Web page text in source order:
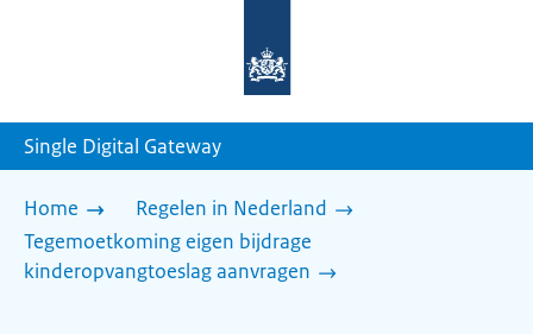
homepage
Single Digital Gateway
Home
Regelen in Nederland
Tegemoetkoming eigen bijdrage
kinderopvangtoeslag aanvragen